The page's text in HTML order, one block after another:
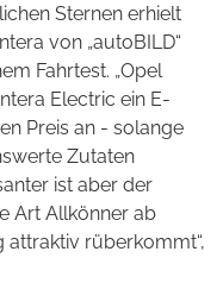
Sternen erhielt
von „autoBILD“
Fahrtest. „Opel
Electric ein E-
Preis an - solange
Zutaten
ist aber der
Art Allkönner ab
attraktiv rüberkommt“,